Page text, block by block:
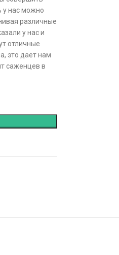
у нас можно
различные
у нас и
отличные
это дает нам
саженцев в